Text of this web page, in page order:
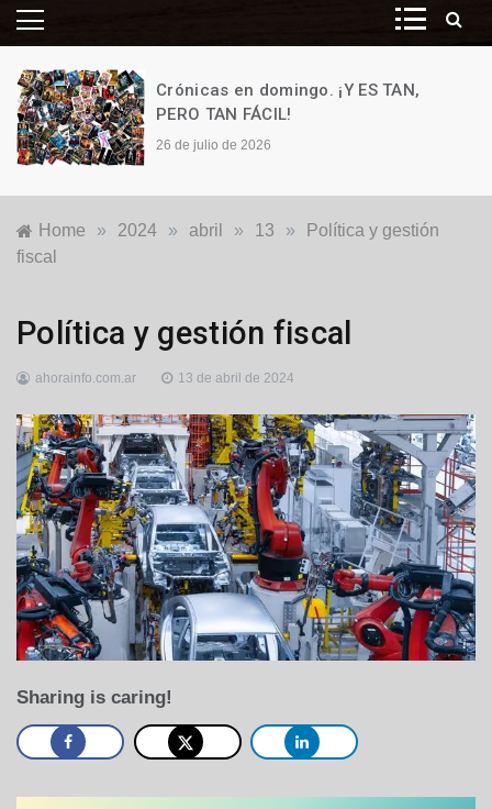
Crónicas en domingo. ¡Y ES TAN,
PERO TAN FÁCIL!
26 de julio de 2026
Home » 2024 » abril » 13 »
Política y gestión
fiscal
Opinión
Política y gestión fiscal
ahorainfo.com.ar 13 de abril de 2024
Sharing is caring!